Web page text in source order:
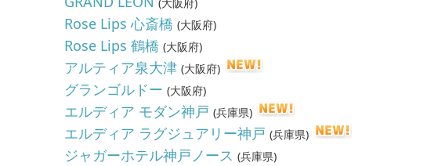
Rose Lips 心斎橋 (大阪府)
Rose Lips 鶴橋 (大阪府)
アルティア泉大津 (大阪府)
グランゴルドー (大阪府)
エルディア モダン神戸 (兵庫県)
エルディア ラグジュアリー神戸 (兵庫県)
ジャガーホテル神戸ノース (兵庫県)